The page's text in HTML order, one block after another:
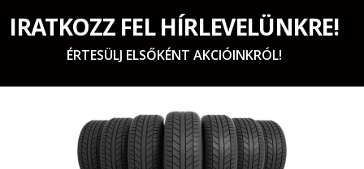
IRATKOZZ FEL HÍRLEVELÜNKRE!
ÉRTESÜLJ ELSŐKÉNT AKCIÓINKRÓL!